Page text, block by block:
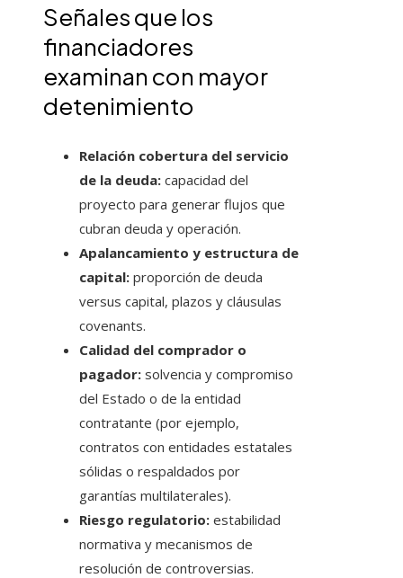
Señales que los
financiadores
examinan con mayor
detenimiento
Relación cobertura del servicio
de la deuda: capacidad del
proyecto para generar flujos que
cubran deuda y operación.
Apalancamiento y estructura de
capital: proporción de deuda
versus capital, plazos y cláusulas
covenants.
Calidad del comprador o
pagador: solvencia y compromiso
del Estado o de la entidad
contratante (por ejemplo,
contratos con entidades estatales
sólidas o respaldados por
garantías multilaterales).
Riesgo regulatorio: estabilidad
normativa y mecanismos de
resolución de controversias.